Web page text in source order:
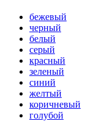
бежевый
черный
белый
серый
красный
зеленый
синий
желтый
коричневый
голубой